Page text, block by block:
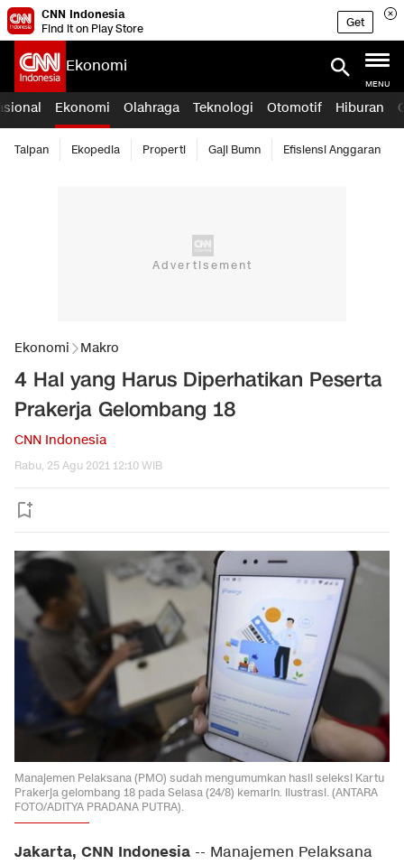
CNN Indonesia
Find it on Play Store
Get
Ekonomi
MENU
Ekonomi Olahraga Teknologi Otomotif Hiburan
Taipan Ekopedia Properti Gaji Bumn Efisiensi Anggaran
Ekonomi Makro
4 Hal yang Harus Diperhatikan Peserta
Prakerja Gelombang 18
CNN Indonesia
Rabu, 25 Agu 2021 12:10 WIB
Manajemen Pelaksana (PMO) sudah mengumumkan hasil seleksi Kartu
Prakerja gelombang 18 pada Selasa (24/8) kemarin. Ilustrasi. (ANTARA
FOTO/ADITYA PRADANA PUTRA).
Jakarta, CNN Indonesia -- Manajemen Pelaksana